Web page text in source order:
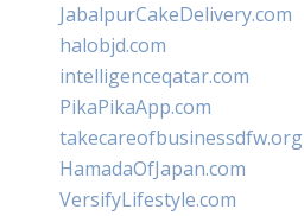
JabalpurCakeDelivery.com
halobjd.com
intelligenceqatar.com
PikaPikaApp.com
takecareofbusinessdfw.org
HamadaOfJapan.com
VersifyLifestyle.com